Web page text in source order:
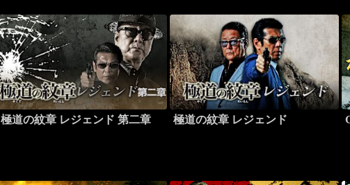
極道の紋章 レジェンド 第二章 極道の紋章 レジェンド